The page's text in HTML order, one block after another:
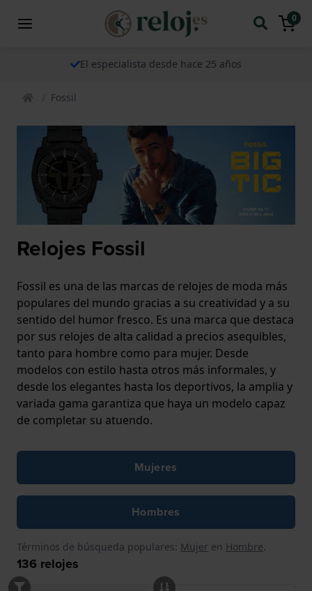
0
El especialista desde hace 25 años
Fossil
Relojes Fossil
Fossil es una de las marcas de relojes de moda más
populares del mundo gracias a su creatividad y a su
sentido del humor fresco. Es una marca que destaca
por sus relojes de alta calidad a precios asequibles,
tanto para hombre como para mujer. Desde
modelos con estilo hasta otros más informales, y
desde los elegantes hasta los deportivos, la amplia y
variada gama garantiza que haya un modelo capaz
de completar su atuendo.
Mujeres
Hombres
Términos de búsqueda populares: Mujer en Hombre.
136 relojes